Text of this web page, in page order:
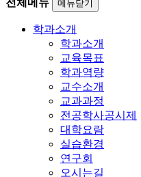
메뉴닫기
학과소개
학과소개
교육목표
학과역량
교수소개
교과과정
전공학사공시제
대학요람
실습환경
연구회
오시는길